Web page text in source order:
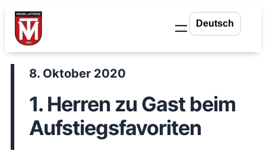
Zum
Inhalt
springen
8. Oktober 2020
1. Herren zu Gast beim
Aufstiegsfavoriten